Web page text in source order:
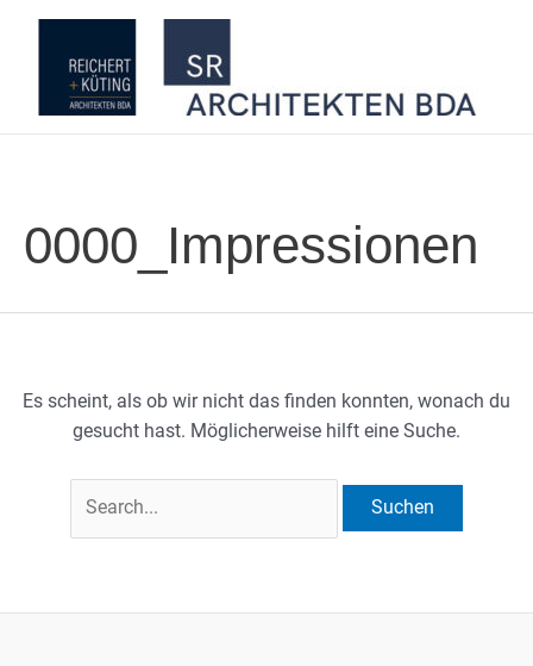
springen
0000_Impressionen
Es scheint, als ob wir nicht das finden konnten, wonach du
gesucht hast. Möglicherweise hilft eine Suche.